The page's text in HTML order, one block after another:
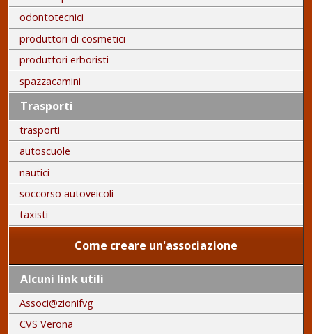
odontotecnici
produttori di cosmetici
produttori erboristi
spazzacamini
Trasporti
trasporti
autoscuole
nautici
soccorso autoveicoli
taxisti
Come creare un'associazione
Alcuni link utili
Associ@zionifvg
CVS Verona